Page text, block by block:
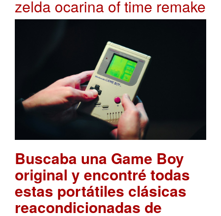
zelda ocarina of time remake
Buscaba una Game Boy
original y encontré todas
estas portátiles clásicas
reacondicionadas de